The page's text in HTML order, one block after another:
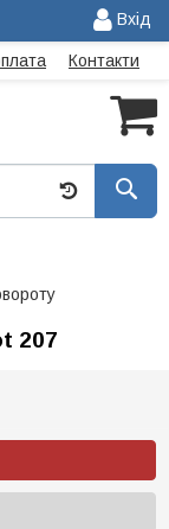
Вхід
Контакти
207